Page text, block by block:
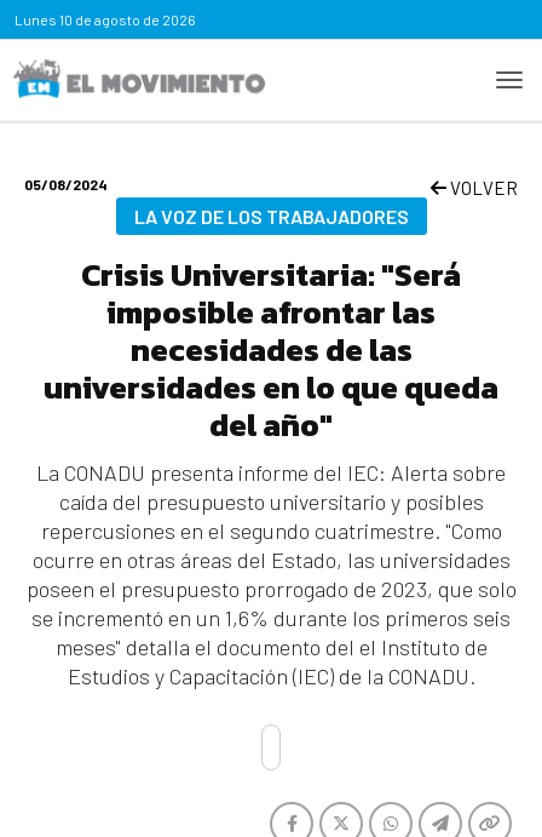
Lunes 10 de agosto de 2026
05/08/2024 VOLVER
LA VOZ DE LOS TRABAJADORES
Crisis Universitaria: "Será
imposible afrontar las
necesidades de las
universidades en lo que queda
del año"
La CONADU presenta informe del IEC: Alerta sobre
caída del presupuesto universitario y posibles
repercusiones en el segundo cuatrimestre. "Como
ocurre en otras áreas del Estado, las universidades
poseen el presupuesto prorrogado de 2023, que solo
se incrementó en un 1,6% durante los primeros seis
meses" detalla el documento del el Instituto de
Estudios y Capacitación (IEC) de la CONADU.